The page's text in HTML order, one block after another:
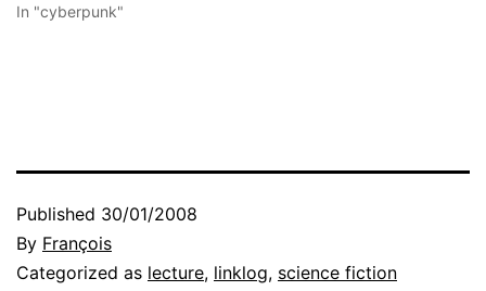
In "cyberpunk"
Published 30/01/2008
By François
Categorized as lecture, linklog, science fiction